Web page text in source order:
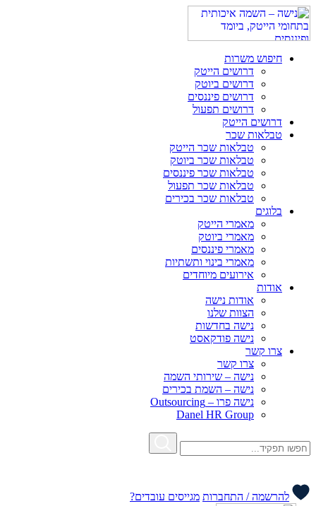
חיפוש משרות
דרושים הייטק
דרושים ביוטק
דרושים פיננסים
דרושים תפעול
דרושים הייטק
טבלאות שכר
טבלאות שכר הייטק
טבלאות שכר ביוטק
טבלאות שכר פיננסים
טבלאות שכר תפעול
טבלאות שכר בכירים
בלוגים
מאמרי הייטק
מאמרי ביוטק
מאמרי פיננסים
מאמרי בינוי ותשתיות
אירועים מיוחדים
אודות
אודות נישה
הצוות שלנו
נישה בחדשות
נישה פודקאסט
צרו קשר
צרו קשר
נישה – שירותי השמה
נישה – השמת בכירים
נישה פרו – Outsourcing
Danel HR Group
להרשמה / התחברות מגייסים עובדים?